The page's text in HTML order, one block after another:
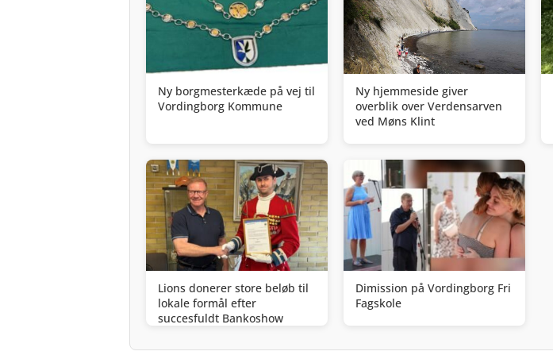
Ny borgmesterkæde på vej til
Vordingborg Kommune
Ny hjemmeside giver
overblik over Verdensarven
ved Møns Klint
Lions donerer store beløb til
lokale formål efter
succesfuldt Bankoshow
Dimission på Vordingborg Fri
Fagskole